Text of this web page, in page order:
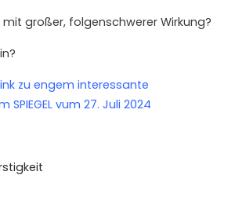
mit großer, folgenschwerer Wirkung?
zu engem interessante
vum 27. Juli 2024